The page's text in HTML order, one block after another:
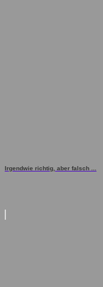
Irgendwie richtig, aber falsch ...